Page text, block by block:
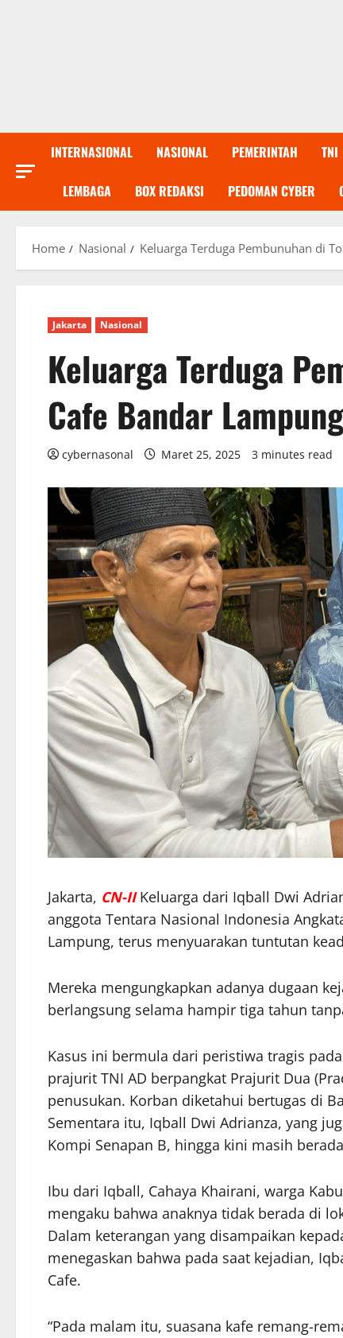
INTERNASIONAL NASIONAL PEMERINTAH TNI
LEMBAGA BOX REDAKSI PEDOMAN CYBER
Home Nasional Keluarga Terduga Pembunuhan di
Jakarta Nasional
Keluarga Terduga
Cafe Bandar
cybernasonal Maret 25, 2025 3 minutes read
Jakarta, CN-IIKeluarga dari Iqball Dwi
anggota Tentara Nasional Indonesia
Lampung, terus menyuarakan tuntutan
Mereka mengungkapkan adanya dugaan
berlangsung selama hampir tiga tahun
Kasus ini bermula dari peristiwa tragis
prajurit TNI AD berpangkat Prajurit Dua
penusukan. Korban diketahui bertugas di
Sementara itu, Iqball Dwi Adrianza, yang
Kompi Senapan B, hingga kini masih
Ibu dari Iqball, Cahaya Khairani, warga
mengaku bahwa anaknya tidak berada di
Dalam keterangan yang disampaikan
menegaskan bahwa pada saat kejadian,
Cafe.
“Pada malam itu, suasana kafe remang-